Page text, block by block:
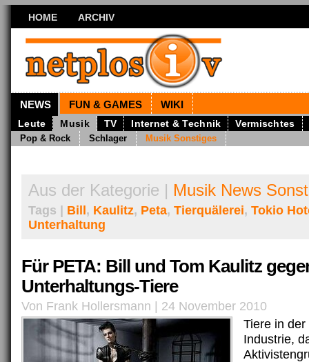
HOME ARCHIV
NEWS FUN & GAMES WIKI
Leute Musik TV Internet & Technik Vermischtes
Pop & Rock Schlager Musik Sonstiges
Aus der Kategorie | Musik News
Tags | Bill , Kaulitz, Peta, Tierquälerei, Tokio
Unterhaltung
Für PETA: Bill und Tom Kaulitz
Unterhaltungs-Tiere
Von Frank Hollersmann | 24 November 2010
Tiere in
Industrie,